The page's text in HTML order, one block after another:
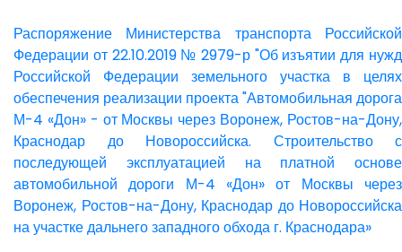
Распоряжение Министерства транспорта Российской
Федерации от 22.10.2019 № 2979-р "Об изъятии для нужд
Российской Федерации земельного участка в целях
обеспечения реализации проекта "Автомобильная дорога
М-4 «Дон» - от Москвы через Воронеж, Ростов-на-Дону,
Краснодар до Новороссийска. Строительство с
последующей эксплуатацией на платной основе
автомобильной дороги М-4 «Дон» от Москвы через
Воронеж, Ростов-на-Дону, Краснодар до Новороссийска
на участке дальнего западного обхода г. Краснодара»